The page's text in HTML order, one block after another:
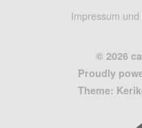
Impressum
© 2026
Proudly
Theme: